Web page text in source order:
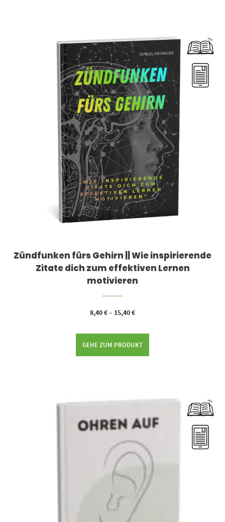
Zündfunken fürs Gehirn || Wie inspirierende
Zitate dich zum effektiven Lernen
motivieren
8,40€– 15,40€
GEHE ZUM PRODUKT